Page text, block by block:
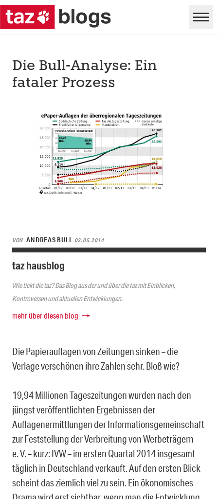
Die Bull-Analyse: Ein
fataler Prozess
VON ANDREAS BULL 02.05.2014
taz hausblog
Wie tickt die taz? Das Blog aus der und über die taz mit Einblicken,
Kontroversen und aktuellen Entwicklungen.
mehr über diesen blog
Die Papierauflagen von Zeitungen sinken – die
Verlage verschönen ihre Zahlen sehr. Bloß wie?
19,94 Millionen Tageszeitungen wurden nach den
jüngst veröffentlichten Ergebnissen der
Auflagenermittlungen der Informationsgemeinschaft
zur Feststellung der Verbreitung von Werbeträgern
e. V. – kurz: IVW – im ersten Quartal 2014 insgesamt
täglich in Deutschland verkauft. Auf den ersten Blick
scheint das ziemlich viel zu sein. Ein ökonomisches